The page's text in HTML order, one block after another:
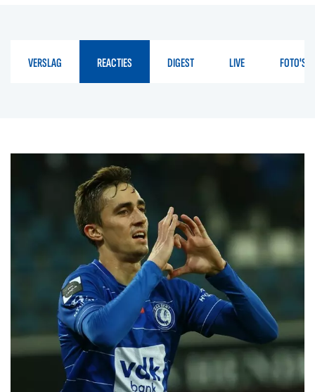
VERSLAG REACTIES DIGEST LIVE FOTO'S